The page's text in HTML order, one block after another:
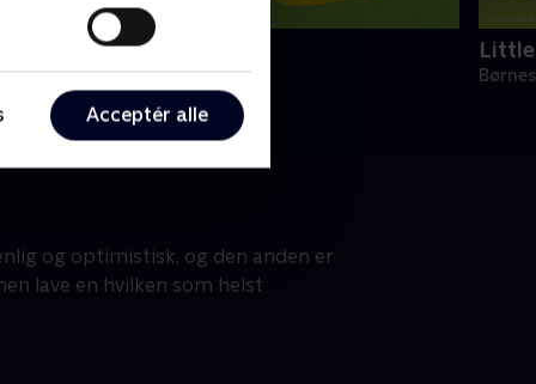
Acceptér alle
• 1 sæsoner
og optimistisk, og den anden er
lave en hvilken som helst